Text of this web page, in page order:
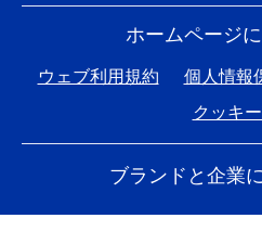
ホームページ
ウェブ利用規約 個人情報
クッキ
ブランドと企業
ニベアの歴史 ニベア花